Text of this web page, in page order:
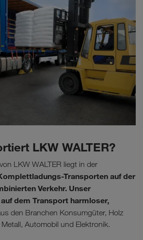
LKW WALTER?
von LKW WALTER liegt in der
Transporten auf der
Verkehr. Unser
dem Transport harmloser,
den Branchen Konsumgüter, Holz
Automobil und Elektronik.